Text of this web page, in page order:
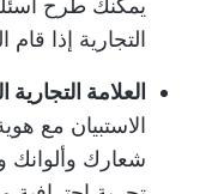
يمكنك طرح
التجارية إذا
العلامة
الاستبيان مع
شعارك